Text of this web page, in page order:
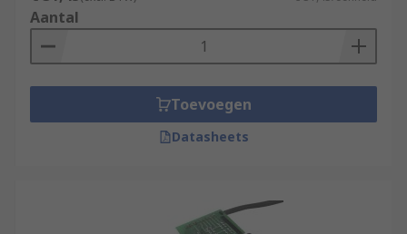
Aantal
Toevoegen
Datasheets